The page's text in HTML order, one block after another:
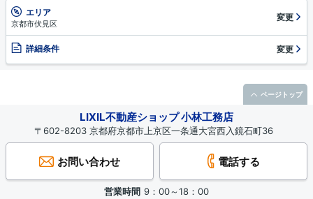
エリア
京都市伏見区
変更
詳細条件 変更
LIXIL不動産ショップ 小林工務店
〒602-8203 京都府京都市上京区一条通大宮西入鏡石町36
お問い合わせ 電話する
営業時間 9：00～18：00
ページトップ